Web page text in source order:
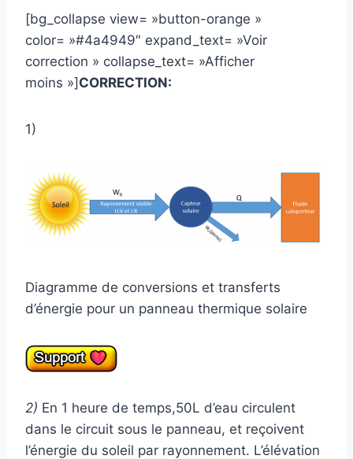
[bg_collapse view= »button-orange »
color= »#4a4949″ expand_text= »Voir
correction » collapse_text= »Afficher
moins »] CORRECTION:
1)
Diagramme de conversions et transferts
d’énergie pour un panneau thermique solaire
2) En 1 heure de temps,50L d’eau circulent
dans le circuit sous le panneau, et reçoivent
l’énergie du soleil par rayonnement. L’élévation